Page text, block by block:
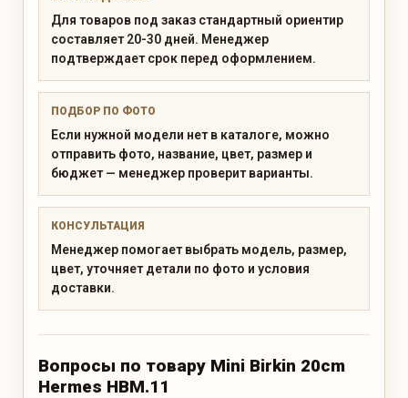
Для товаров под заказ стандартный ориентир
составляет 20-30 дней. Менеджер
подтверждает срок перед оформлением.
ПОДБОР ПО ФОТО
Если нужной модели нет в каталоге, можно
отправить фото, название, цвет, размер и
бюджет — менеджер проверит варианты.
КОНСУЛЬТАЦИЯ
Менеджер помогает выбрать модель, размер,
цвет, уточняет детали по фото и условия
доставки.
Вопросы по товару Mini Birkin 20cm
Hermes HBM.11